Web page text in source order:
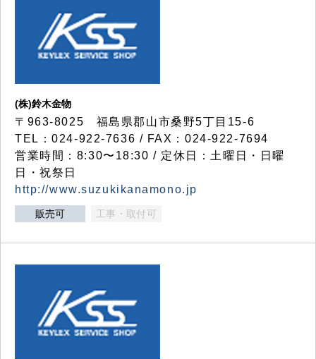
(株)鈴木金物
〒963-8025 福島県郡山市桑野5丁目15-6
TEL：024-922-7636 / FAX：024-922-7694
営業時間：8:30〜18:30 / 定休日：土曜日・日曜
日・祝祭日
http://www.suzukikanamono.jp
販売可 工事・取付可